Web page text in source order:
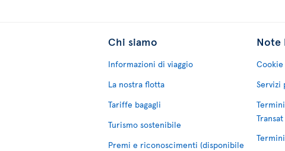
Chi siamo
Informazioni di viaggio
La nostra flotta
Tariffe bagagli
Turismo sostenibile
Premi e riconoscimenti (disponibile
Note
Cookie
Servizi
Transat